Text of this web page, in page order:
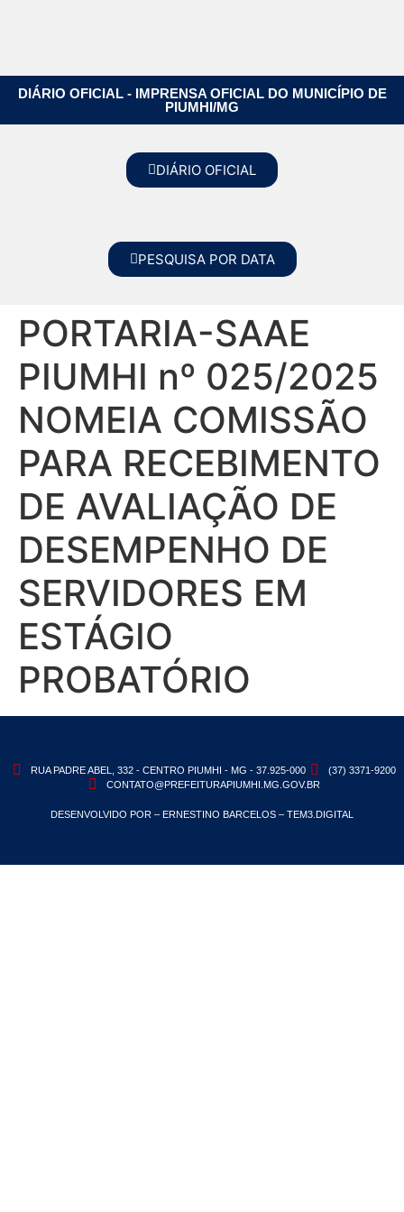
DIÁRIO OFICIAL - IMPRENSA OFICIAL DO MUNICÍPIO DE
PIUMHI/MG
DIÁRIO OFICIAL
PESQUISA POR DATA
PORTARIA-SAAE
PIUMHI nº 025/2025
NOMEIA COMISSÃO
PARA RECEBIMENTO
DE AVALIAÇÃO DE
DESEMPENHO DE
SERVIDORES EM
ESTÁGIO
PROBATÓRIO
RUA PADRE ABEL, 332 - CENTRO PIUMHI - MG - 37.925-000
(37) 3371-9200
CONTATO@PREFEITURAPIUMHI.MG.GOV.BR
DESENVOLVIDO POR – ERNESTINO BARCELOS – TEM3.DIGITAL